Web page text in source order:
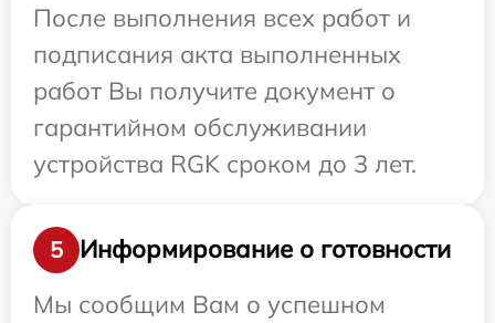
После выполнения всех работ и
подписания акта выполненных
работ Вы получите документ о
гарантийном обслуживании
устройства RGK сроком до 3 лет.
5
Информирование о готовности
Мы сообщим Вам о успешном